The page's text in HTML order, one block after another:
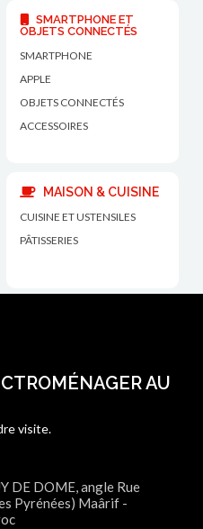
SMARTPHONE ET
OBJETS CONNECTÉS
SMARTPHONE
APPLE
OBJETS CONNECTÉS
ACCESSOIRES
MAISON & CUISINE
CUISINE ET USTENSILES
PÂTISSERIES
AU
visite.
DE DOME, angle Rue
Pyrénées) Maârif -